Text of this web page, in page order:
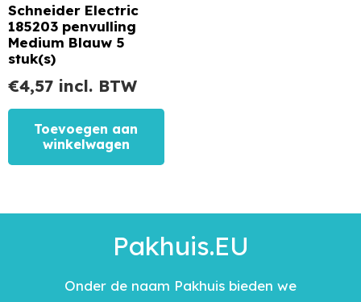
Schneider Electric
185203 penvulling
Medium Blauw 5
stuk(s)
€4,57 incl. BTW
Toevoegen aan
winkelwagen
Pakhuis.EU
Onder de naam Pakhuis bieden we